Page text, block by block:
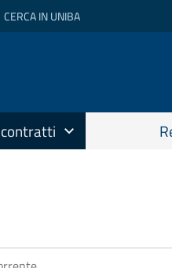
CERCA IN UNIBA